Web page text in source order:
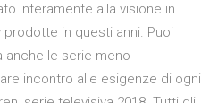
interamente alla visione in
in questi anni. Puoi
anche le serie meno
incontro alle esigenze di ogni